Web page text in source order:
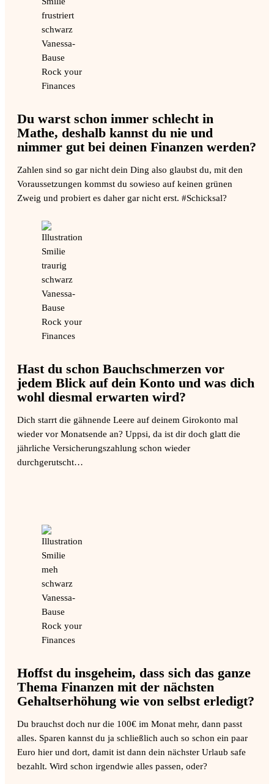
Du warst schon immer schlecht in
Mathe, deshalb kannst du nie und
nimmer gut bei deinen Finanzen werden?
Zahlen sind so gar nicht dein Ding also glaubst du, mit den
Voraussetzungen kommst du sowieso auf keinen grünen
Zweig und probiert es daher gar nicht erst. #Schicksal?
Hast du schon Bauchschmerzen vor
jedem Blick auf dein Konto und was dich
wohl diesmal erwarten wird?
Dich starrt die gähnende Leere auf deinem Girokonto mal
wieder vor Monatsende an? Uppsi, da ist dir doch glatt die
jährliche Versicherungszahlung schon wieder
durchgerutscht…
Hoffst du insgeheim, dass sich das ganze
Thema Finanzen mit der nächsten
Gehaltserhöhung wie von selbst erledigt?
Du brauchst doch nur die 100€ im Monat mehr, dann passt
alles. Sparen kannst du ja schließlich auch so schon ein paar
Euro hier und dort, damit ist dann dein nächster Urlaub safe
bezahlt. Wird schon irgendwie alles passen, oder?